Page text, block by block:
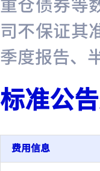
重仓债券等
司不保证其
季度报告、
标准公
费用信息